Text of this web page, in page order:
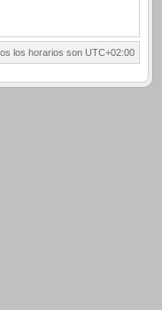
los horarios son UTC+02:00